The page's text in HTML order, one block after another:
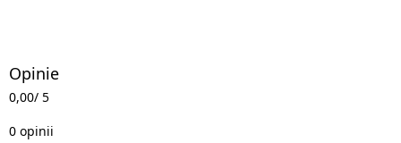
Opinie
0,00/ 5
0 opinii